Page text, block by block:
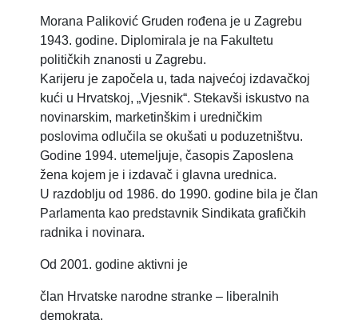
Morana Paliković Gruden rođena je u Zagrebu
1943. godine. Diplomirala je na Fakultetu
političkih znanosti u Zagrebu.
Karijeru je započela u, tada najvećoj izdavačkoj
kući u Hrvatskoj, „Vjesnik“. Stekavši iskustvo na
novinarskim, marketinškim i uredničkim
poslovima odlučila se okušati u poduzetništvu.
Godine 1994. utemeljuje, časopis Zaposlena
žena kojem je i izdavač i glavna urednica.
U razdoblju od 1986. do 1990. godine bila je član
Parlamenta kao predstavnik Sindikata grafičkih
radnika i novinara.
Od 2001. godine aktivni je
član Hrvatske narodne stranke – liberalnih
demokrata.